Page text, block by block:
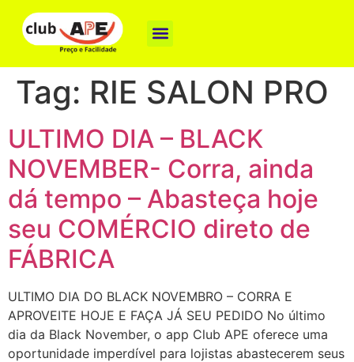
Tag: RIE SALON PRO
ULTIMO DIA – BLACK
NOVEMBER- Corra, ainda
dá tempo – Abasteça hoje
seu COMÉRCIO direto de
FÁBRICA
ULTIMO DIA DO BLACK NOVEMBRO – CORRA E
APROVEITE HOJE E FAÇA JÁ SEU PEDIDO No último
dia da Black November, o app Club APE oferece uma
oportunidade imperdível para lojistas abastecerem seus